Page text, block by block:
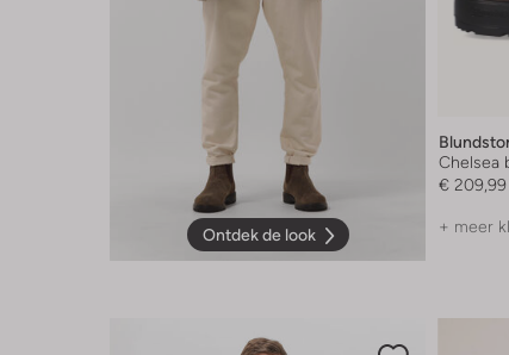
Ontdek de look
Chelsea
€ 209,99
+ meer